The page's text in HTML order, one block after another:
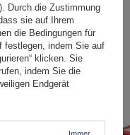
Durch die Zustimmung
sie auf Ihrem
die Bedingungen für
festlegen, indem Sie auf
klicken. Sie
indem Sie die
Endgerät
Immer